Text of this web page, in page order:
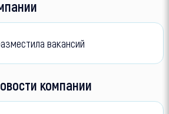
вакансий
компании